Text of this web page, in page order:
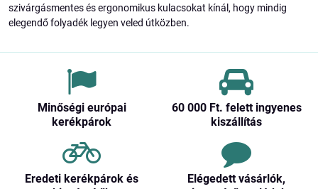
szivárgásmentes és ergonomikus kulacsokat kínál, hogy mindig
elegendő folyadék legyen veled útközben.
Minőségi európai
kerékpárok
60 000 Ft​. felett ingyenes
kiszállítás
Eredeti kerékpárok és
Elégedett vásárlók,